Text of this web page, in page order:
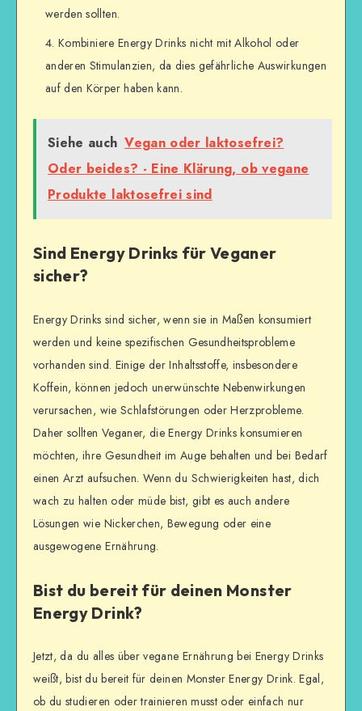
werden sollten.
Kombiniere Energy Drinks nicht mit Alkohol oder
anderen Stimulanzien, da dies gefährliche Auswirkungen
auf den Körper haben kann.
Siehe auch Vegan oder laktosefrei?
Oder beides? - Eine Klärung, ob vegane
Produkte laktosefrei sind
Sind Energy Drinks für Veganer
sicher?
Energy Drinks sind sicher, wenn sie in Maßen konsumiert
werden und keine spezifischen Gesundheitsprobleme
vorhanden sind. Einige der Inhaltsstoffe, insbesondere
Koffein, können jedoch unerwünschte Nebenwirkungen
verursachen, wie Schlafstörungen oder Herzprobleme.
Daher sollten Veganer, die Energy Drinks konsumieren
möchten, ihre Gesundheit im Auge behalten und bei Bedarf
einen Arzt aufsuchen. Wenn du Schwierigkeiten hast, dich
wach zu halten oder müde bist, gibt es auch andere
Lösungen wie Nickerchen, Bewegung oder eine
ausgewogene Ernährung.
Bist du bereit für deinen Monster
Energy Drink?
Jetzt, da du alles über vegane Ernährung bei Energy Drinks
weißt, bist du bereit für deinen Monster Energy Drink. Egal,
ob du studieren oder trainieren musst oder einfach nur